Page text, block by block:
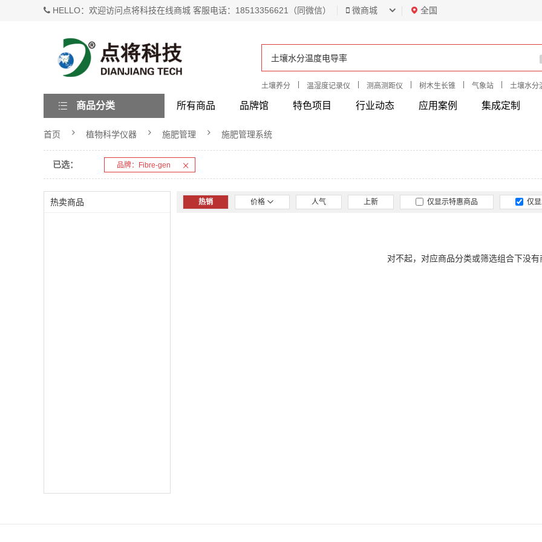
HELLO：欢迎访问点将科技在线商城 客服电话：18513356621（同微信） 微商城 全国
土壤养分 温湿度记录仪 测高测距仪 树木生长锥 气象站 土壤水分
所有商品 品牌馆 特色项目 行业动态 应用案例 集成定制
商品分类
首页 植物科学仪器 施肥管理 施肥管理系统
已选： 品牌：Fibre-gen
热卖商品 热销 价格 人气 上新 仅显示特惠商品 仅
对不起，对应商品分类或筛选组合下没有